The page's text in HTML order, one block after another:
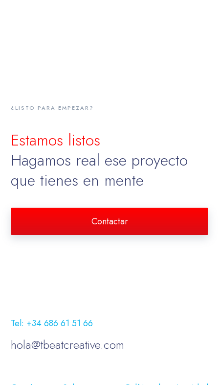
¿LISTO PARA EMPEZAR?
Estamos listos
Hagamos real ese proyecto
que tienes en mente
Contactar
Tel: +34 686 61 51 66
hola@tbeatcreative.com